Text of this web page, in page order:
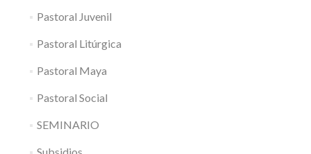
Pastoral Juvenil
Pastoral Litúrgica
Pastoral Maya
Pastoral Social
SEMINARIO